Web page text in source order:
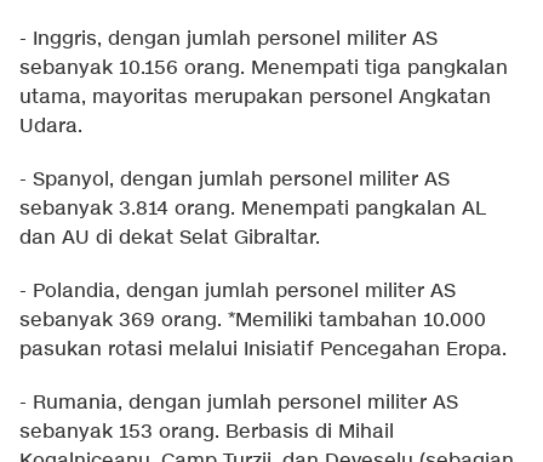
- Inggris, dengan jumlah personel militer AS
sebanyak 10.156 orang. Menempati tiga pangkalan
utama, mayoritas merupakan personel Angkatan
Udara.
- Spanyol, dengan jumlah personel militer AS
sebanyak 3.814 orang. Menempati pangkalan AL
dan AU di dekat Selat Gibraltar.
- Polandia, dengan jumlah personel militer AS
sebanyak 369 orang. *Memiliki tambahan 10.000
pasukan rotasi melalui Inisiatif Pencegahan Eropa.
- Rumania, dengan jumlah personel militer AS
sebanyak 153 orang. Berbasis di Mihail